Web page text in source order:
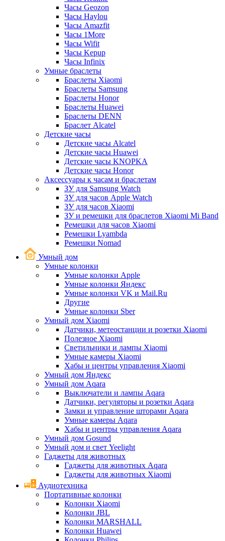
Часы Geozon
Часы Haylou
Часы Amazfit
Часы 1More
Часы Wifit
Часы Kepup
Часы Infinix
Умные браслеты
Браслеты Xiaomi
Браслеты Samsung
Браслеты Honor
Браслеты Huawei
Браслеты DENN
Браслет Alcatel
Детские часы
Детские часы Alcatel
Детские часы Huawei
Детские часы KNOPKA
Детские часы Honor
Аксессуары к часам и браслетам
ЗУ для Samsung Watch
ЗУ для часов Apple Watch
ЗУ для часов Xiaomi
ЗУ и ремешки для браслетов Xiaomi Mi Band
Ремешки для часов Xiaomi
Ремешки Lyambda
Ремешки Nomad
Умный дом
Умные колонки
Умные колонки Apple
Умные колонки Яндекс
Умные колонки VK и Mail.Ru
Другие
Умные колонки Sber
Умный дом Xiaomi
Датчики, метеостанции и розетки Xiaomi
Полезное Xiaomi
Светильники и лампы Xiaomi
Умные камеры Xiaomi
Хабы и центры управления Xiaomi
Умный дом Яндекс
Умный дом Aqara
Выключатели и лампы Aqara
Датчики, регуляторы и розетки Aqara
Замки и управление шторами Aqara
Умные камеры Aqara
Хабы и центры управления Aqara
Умный дом Gosund
Умный дом и свет Yeelight
Гаджеты для животных
Гаджеты для животных Aqara
Гаджеты для животных Xiaomi
Аудиотехника
Портативные колонки
Колонки Xiaomi
Колонки JBL
Колонки MARSHALL
Колонки Huawei